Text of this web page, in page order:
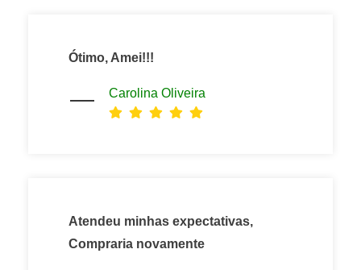
Ótimo, Amei!!!
Carolina Oliveira
Atendeu minhas expectativas,
Compraria novamente